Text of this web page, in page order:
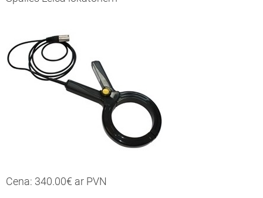
Cena: 340.00€ ar PVN
ūdens līmeņa noteikšanai
un platību uzmērīšanas GPS